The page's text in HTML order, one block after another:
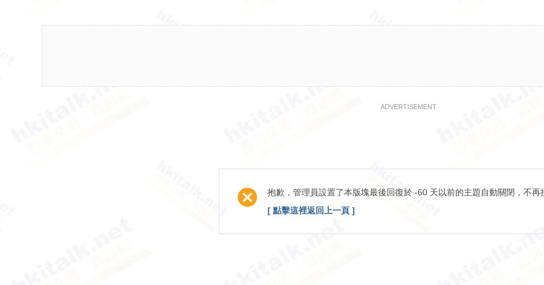
ADVERTISEMENT
抱歉，管理員設置了本版塊最後回復於 -60 天以前的主題自動關閉，不再
[ 點擊這裡返回上一頁 ]